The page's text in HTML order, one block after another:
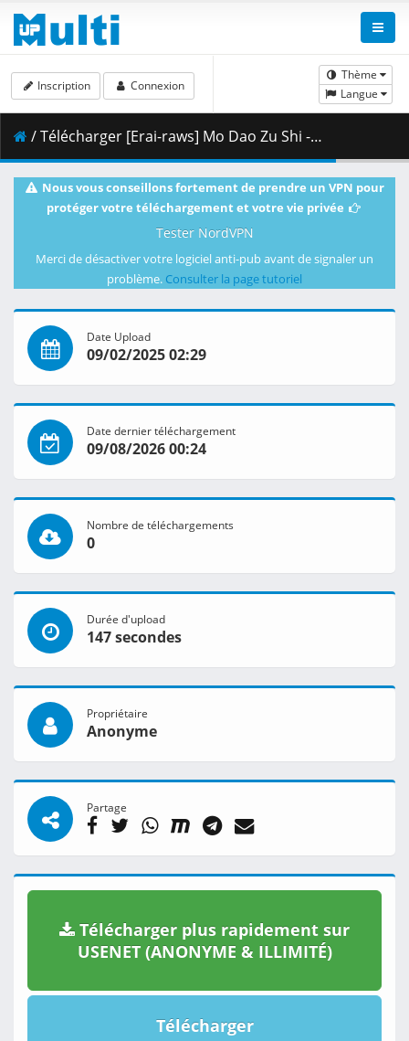
Thème
Langue
Inscription Connexion
/ Télécharger [Erai-raws] Mo Dao Zu Shi - Wanjie Pian - 12 [720p CR WEB-DL AVC AAC][MultiSub][DA58453F].mkv.002 ( 390.94 MB )
Nous vous conseillons fortement de prendre un VPN pour
protéger votre téléchargement et votre vie privée
Tester NordVPN
Merci de désactiver votre logiciel anti-pub avant de signaler un
problème. Consulter la page tutoriel
Date Upload
09/02/2025 02:29
Date dernier téléchargement
09/08/2026 00:24
Nombre de téléchargements
0
Durée d'upload
147 secondes
Propriétaire
Anonyme
Partage
Télécharger plus rapidement sur
USENET (ANONYME & ILLIMITÉ)
Télécharger